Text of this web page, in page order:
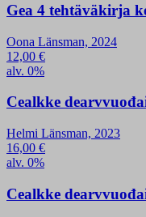
Gea 4 tehtäväkirja
Oona Länsman, 2024
12,00 €
alv. 0%
Cealkke
Helmi Länsman, 2023
16,00 €
alv. 0%
Cealkke